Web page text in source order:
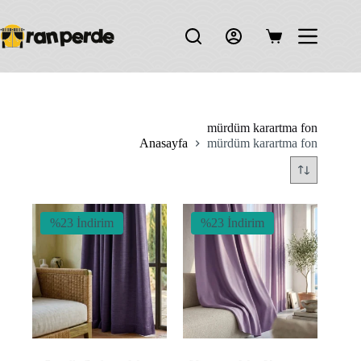
content
Shopping
mürdüm karartma fon
Anasayfa
mürdüm karartma fon
%23 İndirim %23 İndirim